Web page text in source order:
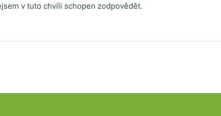
v tuto chvíli schopen zodpovědět.